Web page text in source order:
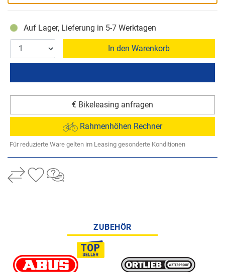
Auf Lager, Lieferung in 5-7 Werktagen
In den Warenkorb
€ Bikeleasing anfragen
Rahmenhöhen Rechner
Für reduzierte Ware gelten im Leasing gesonderte Konditionen
ZUBEHÖR